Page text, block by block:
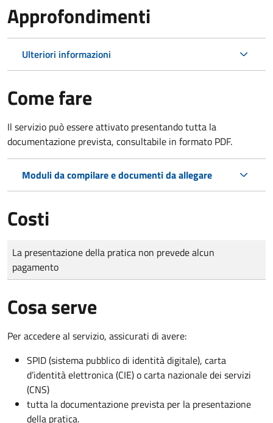
Approfondimenti
Ulteriori informazioni
Come fare
Il servizio può essere attivato presentando tutta la
documentazione prevista, consultabile in formato PDF.
Moduli da compilare e documenti da allegare
Costi
Tipo di pagamento
Importo
La presentazione della pratica non prevede alcun
pagamento
Cosa serve
Per accedere al servizio, assicurati di avere:
SPID (sistema pubblico di identità digitale), carta
d’identità elettronica (CIE) o carta nazionale dei servizi
(CNS)
tutta la documentazione prevista per la presentazione
della pratica.